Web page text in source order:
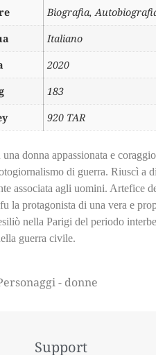
Biografia,
Italiano
2020
183
920 TAR
donna appassionata e
di guerra. Riuscì a
associata agli uomini. Artefice
la protagonista di una vera e
nella Parigi del periodo
guerra civile.
- donne
Support